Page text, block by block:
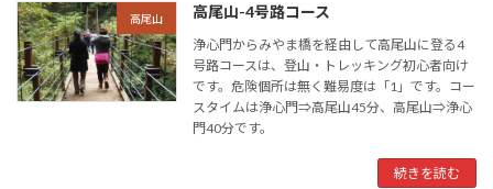
高尾山 高尾山-4号路コース
浄心門からみやま橋を経由して高尾山に登る4
号路コースは、登山・トレッキング初心者向け
です。危険個所は無く難易度は「1」です。コー
スタイムは浄心門⇒高尾山45分、高尾山⇒浄心
門40分です。
続きを読む